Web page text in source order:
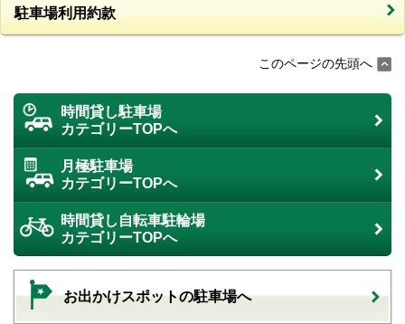
駐車場利用約款
このページの先頭へ
時間貸し駐車場
カテゴリーTOPへ
月極駐車場
カテゴリーTOPへ
時間貸し自転車駐輪場
カテゴリーTOPへ
お出かけスポットの駐車場へ